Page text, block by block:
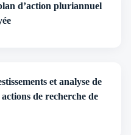
d’action pluriannuel
et analyse de
de recherche de